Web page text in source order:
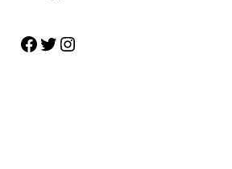
Facebook Twitter Instagram